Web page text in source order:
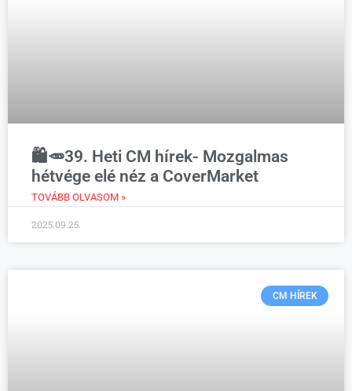
🛍️🥕39. Heti CM hírek- Mozgalmas
hétvége elé néz a CoverMarket
TOVÁBB OLVASOM »
2025.09.25.
CM HÍREK